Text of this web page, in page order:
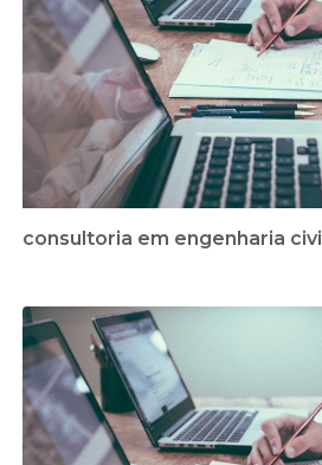
consultoria em engenharia civil